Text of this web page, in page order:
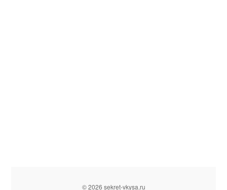
© 2026 sekret-vkysa.ru